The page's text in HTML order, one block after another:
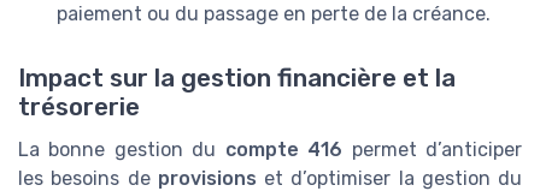
paiement ou du passage en perte de la créance.
Impact sur la gestion financière et la
trésorerie
La bonne gestion du compte 416 permet d’anticiper
les besoins de provisions et d’optimiser la gestion du